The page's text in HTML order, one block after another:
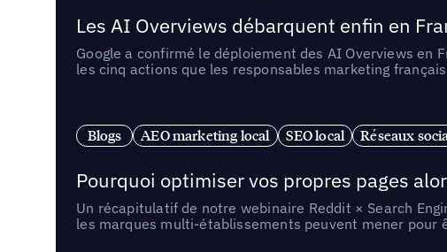
Les AI Overviews débarquent enfin en
Google a confirmé le déploiement des AI Overviews en
les cinq actions que les responsables marketing
Blogs AEO marketing local SEO local Réseaux
Pourquoi optimiser vos propres pages
Un récapitulatif de notre webinaire Reddit × Search
les marques multi-établissements peuvent mener pour